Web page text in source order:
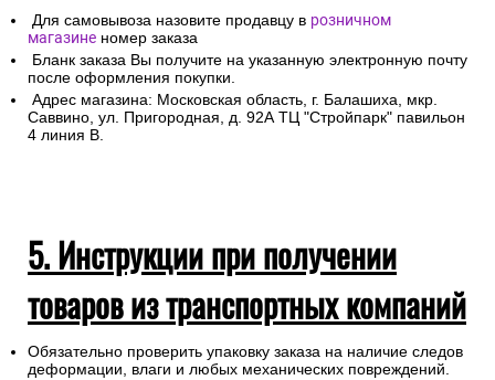
Для самовывоза назовите продавцу в розничном
магазине номер заказа
Бланк заказа Вы получите на указанную электронную почту
после оформления покупки.
Адрес магазина: Московская область, г. Балашиха, мкр.
Саввино, ул. Пригородная, д. 92А ТЦ "Стройпарк" павильон
4 линия В.
5. Инструкции при получении
товаров из транспортных компаний
Обязательно проверить упаковку заказа на наличие следов
деформации, влаги и любых механических повреждений.